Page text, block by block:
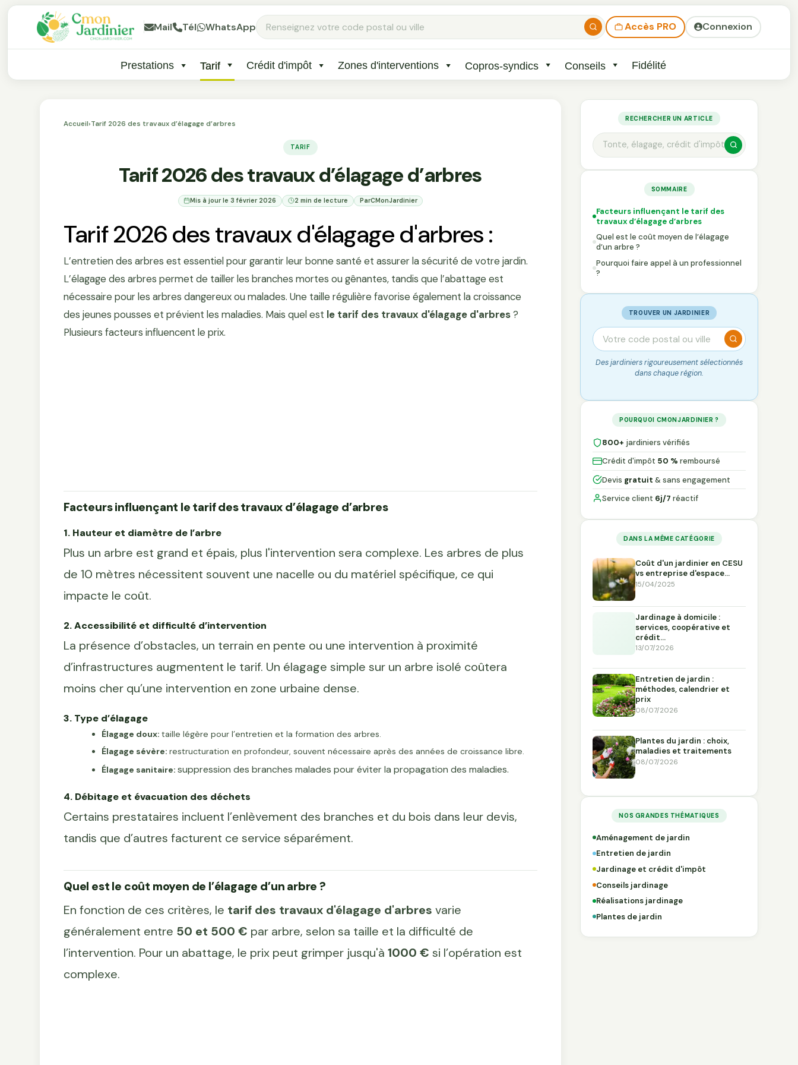
Mail Tél WhatsApp
Rechercher
:
Accès PRO Connexion
Prestations Tarif Crédit d'impôt Zones d'interventions Copros-syndics Conseils Fidélité
Accueil›Tarif 2026 des travaux d’élagage d’arbres
TARIF
Tarif 2026 des travaux d’élagage d’arbres
Mis à jour le 3 février 2026 2 min de lecture ParCMonJardinier
Tarif 2026 des travaux d'élagage d'arbres :
L’entretien des arbres est essentiel pour garantir leur bonne santé et assurer la sécurité de votre jardin.
L’élagage des arbres permet de tailler les branches mortes ou gênantes, tandis que l’abattage est
nécessaire pour les arbres dangereux ou malades. Une taille régulière favorise également la croissance
des jeunes pousses et prévient les maladies. Mais quel est le tarif des travaux d'élagage d'arbres?
Plusieurs facteurs influencent le prix.
Facteurs influençant le tarif des travaux d’élagage d’arbres
1. Hauteur et diamètre de l’arbre
Plus un arbre est grand et épais, plus l'intervention sera complexe. Les arbres de plus
de 10 mètres nécessitent souvent une nacelle ou du matériel spécifique, ce qui
impacte le coût.
2. Accessibilité et difficulté d’intervention
La présence d’obstacles, un terrain en pente ou une intervention à proximité
d’infrastructures augmentent le tarif. Un élagage simple sur un arbre isolé coûtera
moins cher qu’une intervention en zone urbaine dense.
3. Type d’élagage
Élagage doux: taille légère pour l’entretien et la formation des arbres.
Élagage sévère: restructuration en profondeur, souvent nécessaire après des années de croissance libre.
Élagage sanitaire: suppression des branches malades pour éviter la propagation des maladies.
4. Débitage et évacuation des déchets
Certains prestataires incluent l’enlèvement des branches et du bois dans leur devis,
tandis que d’autres facturent ce service séparément.
Quel est le coût moyen de l’élagage d’un arbre ?
En fonction de ces critères, le tarif des travaux d'élagage d'arbres varie
généralement entre 50 et 500 € par arbre, selon sa taille et la difficulté de
l’intervention. Pour un abattage, le prix peut grimper jusqu'à 1000 € si l’opération est
complexe.
RECHERCHER UN ARTICLE
SOMMAIRE
Facteurs influençant le tarif des
travaux d’élagage d’arbres
Quel est le coût moyen de l’élagage
d’un arbre ?
Pourquoi faire appel à un professionnel
?
TROUVER UN JARDINIER
Des jardiniers rigoureusement sélectionnés
dans chaque région.
POURQUOI CMONJARDINIER ?
800+ jardiniers vérifiés
Crédit d'impôt 50 % remboursé
Devis gratuit & sans engagement
Service client 6j/7 réactif
DANS LA MÊME CATÉGORIE
Coût d'un jardinier en CESU
vs entreprise d'espace…
15/04/2025
Jardinage à domicile :
services, coopérative et
crédit…
13/07/2026
Entretien de jardin :
méthodes, calendrier et
prix
08/07/2026
Plantes du jardin : choix,
maladies et traitements
08/07/2026
NOS GRANDES THÉMATIQUES
Aménagement de jardin
Entretien de jardin
Jardinage et crédit d'impôt
Conseils jardinage
Réalisations jardinage
Plantes de jardin